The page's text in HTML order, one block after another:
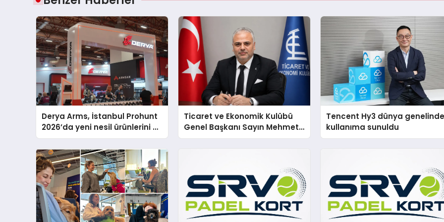
Derya Arms, İstanbul Prohunt
2026’da yeni nesil ürünlerini ve
global marka vizyonunu
sergiledi
Ticaret ve Ekonomik Kulübü
Genel Başkanı Sayın Mehmet
Ulutaş, ekonomiye dair yaptığı
Tencent Hy3 dünya
kullanıma sunuldu